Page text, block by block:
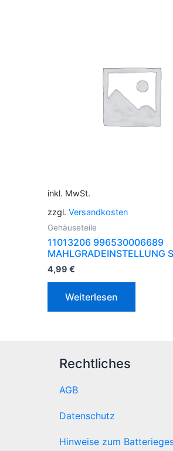
inkl. MwSt.
zzgl. Versandkosten
Gehäuseteile
11013206 996530006689
MAHLGRADEINSTELLUNG
4,99 €
Weiterlesen
Rechtliches
AGB
Datenschutz
Hinweise zum